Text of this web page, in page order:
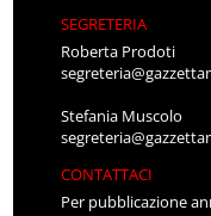
SEGRETERIA
Roberta Prodoti
Stefania Muscolo
CONTATTACI
Per pubblicazione